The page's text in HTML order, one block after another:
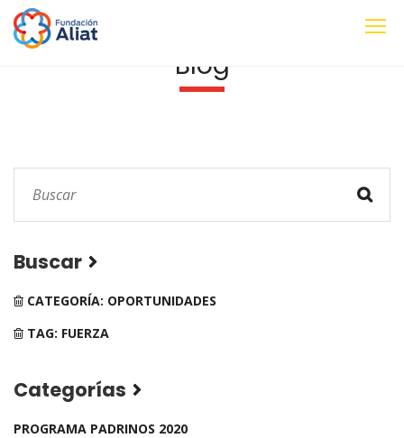
Blog
Buscar
CATEGORÍA: OPORTUNIDADES
TAG: FUERZA
Categorías
PROGRAMA PADRINOS 2020